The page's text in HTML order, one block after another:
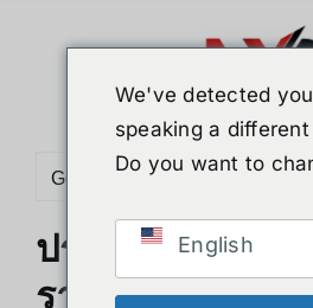
Go to...
ประสบการณ์
ราคาประหยัดกับ
We've detected
speaking a
Do you want to
English